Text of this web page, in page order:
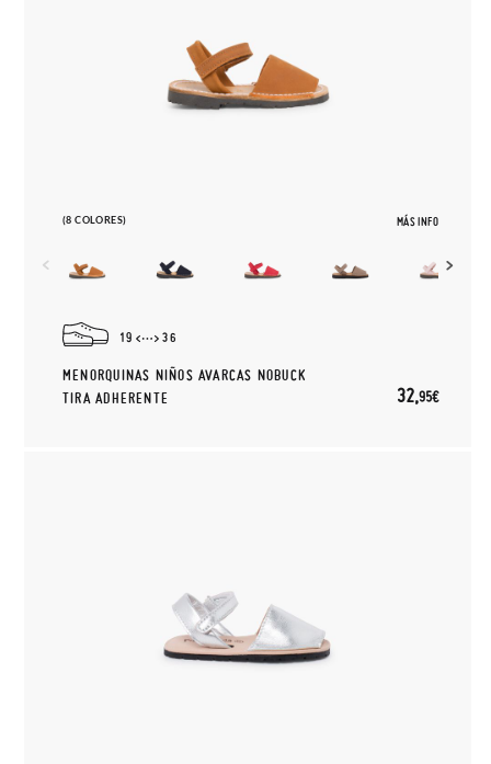
(8 COLORES) MÁS INFO
19 36
MENORQUINAS NIÑOS AVARCAS NOBUCK
TIRA ADHERENTE
32,95€